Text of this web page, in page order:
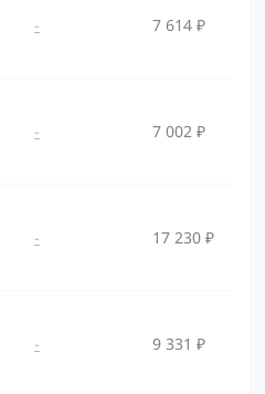
- 7 614 ₽
- 7 002 ₽
- 17 230 ₽
- 9 331 ₽